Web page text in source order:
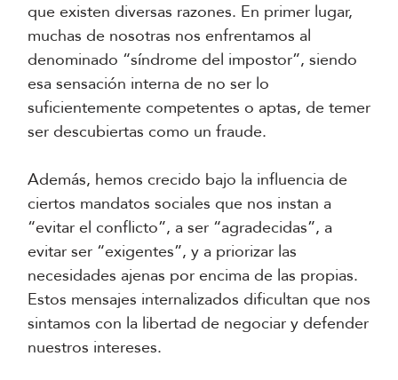
que existen diversas razones. En primer lugar,
muchas de nosotras nos enfrentamos al
denominado “síndrome del impostor”, siendo
esa sensación interna de no ser lo
suficientemente competentes o aptas, de temer
ser descubiertas como un fraude.
Además, hemos crecido bajo la influencia de
ciertos mandatos sociales que nos instan a
“evitar el conflicto”, a ser “agradecidas”, a
evitar ser “exigentes”, y a priorizar las
necesidades ajenas por encima de las propias.
Estos mensajes internalizados dificultan que nos
sintamos con la libertad de negociar y defender
nuestros intereses.